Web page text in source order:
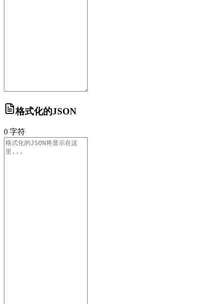
格式化的JSON
0 字符